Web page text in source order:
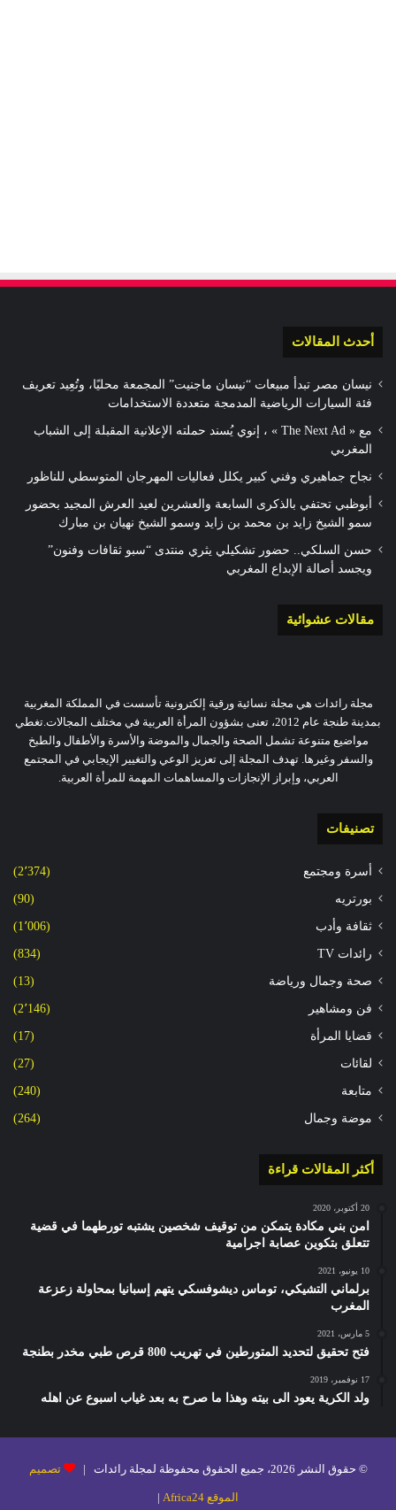
أحدث المقالات
نيسان مصر تبدأ مبيعات “نيسان ماجنيت” المجمعة محليًا، وتُعِيد تعريف
فئة السيارات الرياضية المدمجة متعددة الاستخدامات
مع « The Next Ad » ، إنوي يُسند حملته الإعلانية المقبلة إلى الشباب
المغربي
نجاح جماهيري وفني كبير يكلل فعاليات المهرجان المتوسطي للناظور
أبوظبي تحتفي بالذكرى السابعة والعشرين لعيد العرش المجيد بحضور
سمو الشيخ زايد بن محمد بن زايد وسمو الشيخ نهيان بن مبارك
حسن السلكي.. حضور تشكيلي يثري منتدى “سبو ثقافات وفنون”
ويجسد أصالة الإبداع المغربي
مقالات عشوائية
مجلة رائدات هي مجلة نسائية ورقية إلكترونية تأسست في المملكة المغربية
بمدينة طنجة عام 2012، تعنى بشؤون المرأة العربية في مختلف المجالات.تغطي
مواضيع متنوعة تشمل الصحة والجمال والموضة والأسرة والأطفال والطبخ
والسفر وغيرها. تهدف المجلة إلى تعزيز الوعي والتغيير الإيجابي في المجتمع
العربي، وإبراز الإنجازات والمساهمات المهمة للمرأة العربية.
تصنيفات
أسرة ومجتمع (2٬374)
بورتريه (90)
ثقافة وأدب (1٬006)
رائدات TV (834)
صحة وجمال ورياضة (13)
فن ومشاهير (2٬146)
قضايا المرأة (17)
لقائات (27)
متابعة (240)
موضة وجمال (264)
أكثر المقالات قراءة
20 أكتوبر، 2020
امن بني مكادة يتمكن من توقيف شخصين يشتبه تورطهما في قضية
تتعلق بتكوين عصابة اجرامية
10 يونيو، 2021
برلماني التشيكي، توماس ديشوفسكي يتهم إسبانيا بمحاولة زعزعة
المغرب
5 مارس، 2021
فتح تحقيق لتحديد المتورطين في تهريب 800 قرص طبي مخدر بطنجة
17 نوفمبر، 2019
ولد الكرية يعود الى بيته وهذا ما صرح به بعد غياب اسبوع عن اهله
© حقوق النشر 2026، جميع الحقوق محفوظة لمجلة رائدات | تصميم
الموقع Africa24 |